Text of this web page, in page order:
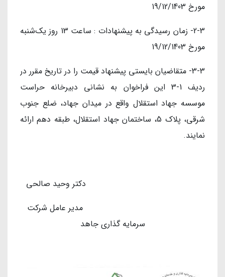
مورخ 19/12/1403
2-3- زمان رسیدگی به پیشنهادات : ساعت 13 روز یک‌شنبه
مورخ 19/12/1403
3-3- متقاضیان بایستی پیشنهاد قیمت را در تاریخ مقرر در
ردیف 1-3 این فراخوان به نشانی دبیرخانه حراست
موسسه جهاد استقلال واقع در میدان جهاد، ضلع جنوب
شرقی، پلاک 5، ساختمان جهاد استقلال، طبقه دهم ارائه
نمایند.
دکتر وحید صالحی
مدیر عامل شرکت
سرمایه گذاری جاهد